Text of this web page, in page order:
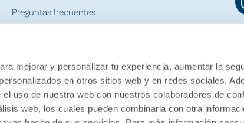
mejorar y personalizar tu experiencia, aumentar la
en otros sitios web y en redes sociales.
uso de nuestra web con nuestros colaboradores de
web, los cuales pueden combinarla con otra
Preguntas frecuentes
Devoluciones